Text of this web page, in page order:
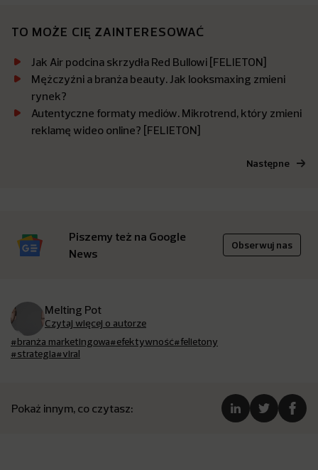
TO MOŻE CIĘ ZAINTERESOWAĆ
Jak Air podcina skrzydła Red Bullowi [FELIETON]
Mężczyźni a branża beauty. Jak looksmaxing zmieni
rynek?
Autentyczne formaty mediów. Mikrotrend, który zmieni
reklamę wideo online? [FELIETON]
Następne
Piszemy też na Google
News
Obserwuj nas
Melting Pot
Czytaj więcej o autorze
#branża marketingowa#efektywność#felietony
#strategia#viral
Pokaż innym, co czytasz: